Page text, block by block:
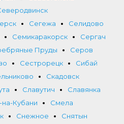
Сегежа
Селидово
Семикаракорск
Сергач
Пруды
Серов
Сестрорецк
Сибай
Скадовск
Славутич
Славянка
на-Кубани
Смела
Снежное
Снятын